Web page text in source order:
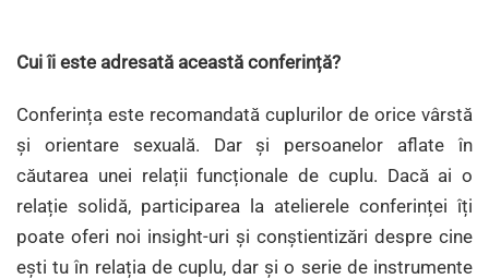
Cui îi este adresată această conferință?
Conferința este recomandată cuplurilor de orice vârstă
și orientare sexuală. Dar și persoanelor aflate în
căutarea unei relații funcționale de cuplu. Dacă ai o
relație solidă, participarea la atelierele conferinței îți
poate oferi noi insight-uri și conștientizări despre cine
ești tu în relația de cuplu, dar și o serie de instrumente